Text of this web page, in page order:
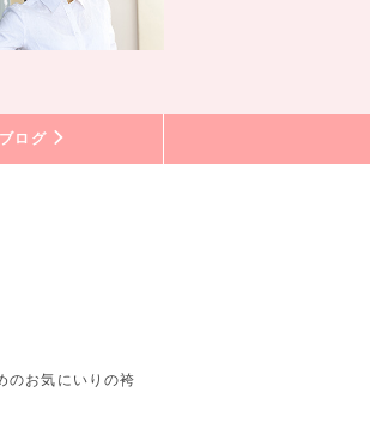
ログ
のお気にいりの袴